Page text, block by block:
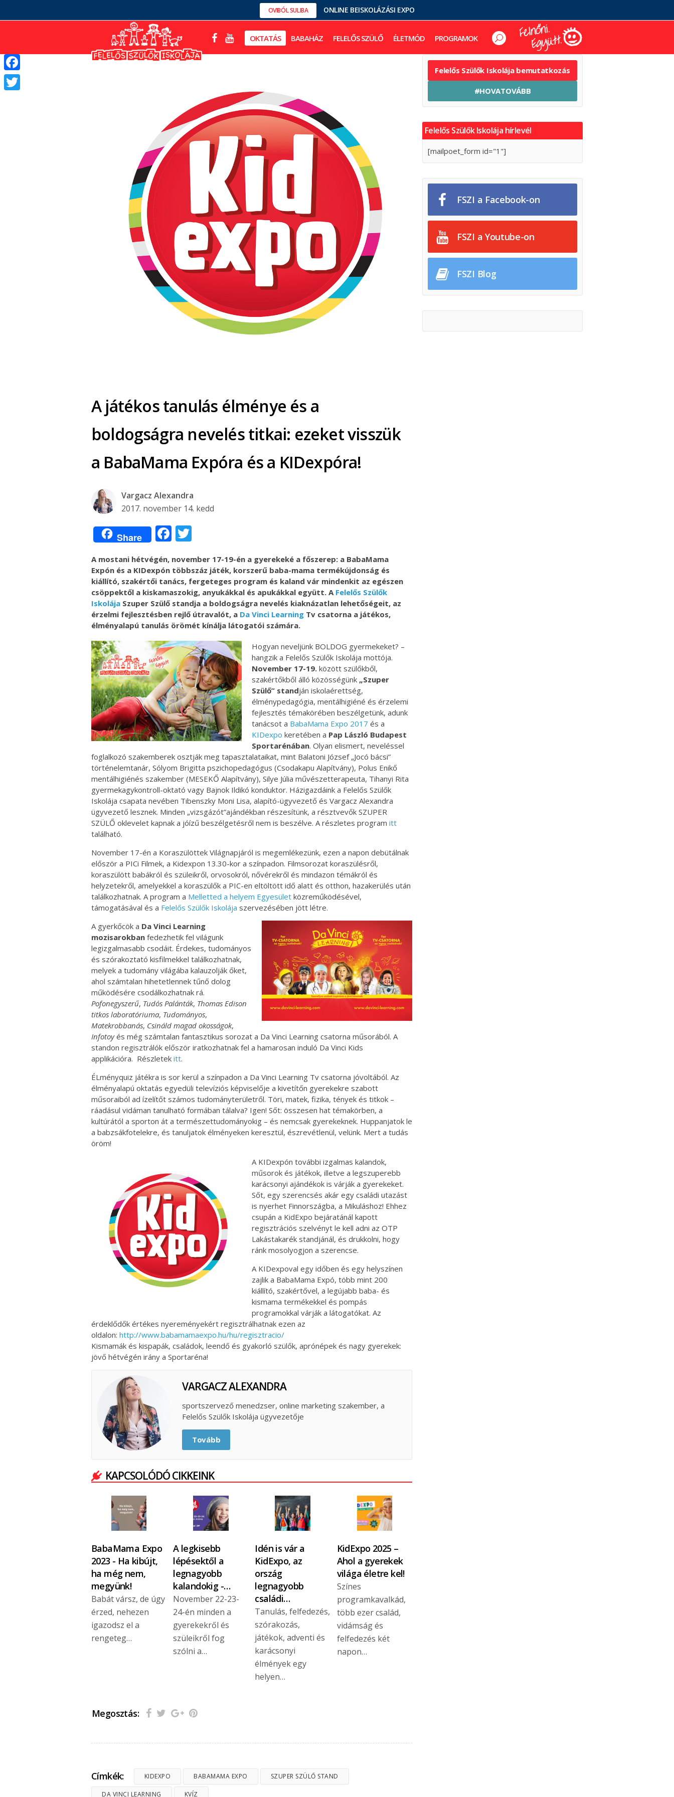
OVIBÓL SULIBA ONLINE BEISKOLÁZÁSI EXPO
OKTATÁS BABAHÁZ FELELŐS SZÜLŐ ÉLETMÓD PROGRAMOK
A játékos tanulás élménye és a
boldogságra nevelés titkai: ezeket visszük
a BabaMama Expóra és a KIDexpóra!
Vargacz Alexandra
2017. november 14. kedd
Share Facebook
A mostani hétvégén, november 17-19-én a gyerekeké a főszerep: a BabaMama
Expón és a KIDexpón többszáz játék, korszerű baba-mama termékújdonság és
kiállító, szakértői tanács, fergeteges program és kaland vár mindenkit az egészen
csöppektől a kiskamaszokig, anyukákkal és apukákkal együtt. A Felelős Szülők
Iskolája Szuper Szülő standja a boldogságra nevelés kiaknázatlan lehetőségeit, az
érzelmi fejlesztésben rejlő útravalót, a Da Vinci Learning Tv csatorna a játékos,
élményalapú tanulás örömét kínálja látogatói számára.
Hogyan neveljünk BOLDOG gyermekeket? –
hangzik a Felelős Szülők Iskolája mottója.
November 17-19. között szülőkből,
szakértőkből álló közösségünk „Szuper
Szülő” standján iskolaérettség,
élménypedagógia, mentálhigiéné és érzelemi
fejlesztés témakörében beszélgetünk, adunk
tanácsot a BabaMama Expo 2017 és a
KIDexpo keretében a Pap László Budapest
Sportarénában. Olyan elismert, neveléssel
foglalkozó szakemberek osztják meg tapasztalataikat, mint Balatoni József „Jocó bácsi”
történelemtanár, Sólyom Brigitta pszichopedagógus (Csodakapu Alapítvány), Polus Enikő
mentálhigiénés szakember (MESEKŐ Alapítvány), Silye Júlia művészetterapeuta, Tihanyi Rita
gyermekagykontroll-oktató vagy Bajnok Ildikó konduktor. Házigazdáink a Felelős Szülők
Iskolája csapata nevében Tibenszky Moni Lisa, alapító-ügyvezető és Vargacz Alexandra
ügyvezető lesznek. Minden „vizsgázót”ajándékban részesítünk, a résztvevők SZUPER
SZÜLŐ oklevelet kapnak a jóízű beszélgetésről nem is beszélve. A részletes program itt
található.
November 17-én a Koraszülöttek Világnapjáról is megemlékezünk, ezen a napon debütálnak
először a PICi Filmek, a Kidexpon 13.30-kor a színpadon. Filmsorozat koraszülésről,
koraszülött babákról és szüleikről, orvosokról, nővérekről és mindazon témákról és
helyzetekről, amelyekkel a koraszülők a PIC-en eltöltött idő alatt és otthon, hazakerülés után
találkozhatnak. A program a Melletted a helyem Egyesület közreműködésével,
támogatásával és a Felelős Szülők Iskolája szervezésében jött létre.
A gyerkőcök a Da Vinci Learning
mozisarokban fedezhetik fel világunk
legizgalmasabb csodáit. Érdekes, tudományos
és szórakoztató kisfilmekkel találkozhatnak,
melyek a tudomány világába kalauzolják őket,
ahol számtalan hihetetlennek tűnő dolog
működésére csodálkozhatnak rá.
Pofonegyszerű, Tudós Palánták, Thomas Edison
titkos laboratóriuma, Tudományos,
Matekrobbanás, Csináld magad okosságok,
Infotoyés még számtalan fantasztikus sorozat a Da Vinci Learning csatorna műsorából. A
standon regisztrálók először iratkozhatnak fel a hamarosan induló Da Vinci Kids
applikációra. Részletek itt.
ÉLményquiz játékra is sor kerül a színpadon a Da Vinci Learning Tv csatorna jóvoltából. Az
élményalapú oktatás egyedüli televíziós képviselője a kivetítőn gyerekekre szabott
műsoraiból ad ízelítőt számos tudományterületről. Töri, matek, fizika, tények és titkok –
ráadásul vidáman tanulható formában tálalva? Igen! Sőt: összesen hat témakörben, a
kultúrától a sporton át a természettudományokig – és nemcsak gyerekeknek. Huppanjatok le
a babzsákfotelekre, és tanuljatok élményeken keresztül, észrevétlenül, velünk. Mert a tudás
öröm!
A KIDexpón további izgalmas kalandok,
műsorok és játékok, illetve a legszuperebb
karácsonyi ajándékok is várják a gyerekeket.
Sőt, egy szerencsés akár egy családi utazást
is nyerhet Finnországba, a Mikuláshoz! Ehhez
csupán a KidExpo bejáratánál kapott
regisztrációs szelvényt le kell adni az OTP
Lakástakarék standjánál, és drukkolni, hogy
ránk mosolyogjon a szerencse.
A KIDexpoval egy időben és egy helyszínen
zajlik a BabaMama Expó, több mint 200
kiállító, szakértővel, a legújabb baba- és
kismama termékekkel és pompás
programokkal várják a látogatókat. Az
érdeklődők értékes nyereményekért regisztrálhatnak ezen az
oldalon: http://www.babamamaexpo.hu/hu/regisztracio/
Kismamák és kispapák, családok, leendő és gyakorló szülők, aprónépek és nagy gyerekek:
jövő hétvégén irány a Sportaréna!
VARGACZ ALEXANDRA
sportszervező menedzser, online marketing szakember, a
Felelős Szülők Iskolája ügyvezetője
Tovább
KAPCSOLÓDÓ CIKKEINK
BabaMama Expo
2023 - Ha kibújt,
ha még nem,
megyünk!
Babát vársz, de úgy
érzed, nehezen
igazodsz el a
rengeteg…
A legkisebb
lépésektől a
legnagyobb
kalandokig -…
November 22-23-
24-én minden a
gyerekekről és
szüleikről fog
szólni a…
Idén is vár a
KidExpo, az
ország
legnagyobb
családi…
Tanulás, felfedezés,
szórakozás,
játékok, adventi és
karácsonyi
élmények egy
helyen…
KidExpo 2025 –
Ahol a gyerekek
világa életre kel!
Színes
programkavalkád,
több ezer család,
vidámság és
felfedezés két
napon…
Megosztás:
Címkék: KIDEXPO BABAMAMA EXPO SZUPER SZÜLŐ STAND
DA VINCI LEARNING KVÍZ
Felelős Szülők Iskolája bemutatkozás
#HOVATOVÁBB
Felelős Szülők Iskolája hírlevél
[mailpoet_form id="1"]
FSZI a Facebook-on
FSZI a Youtube-on
FSZI Blog
Facebook